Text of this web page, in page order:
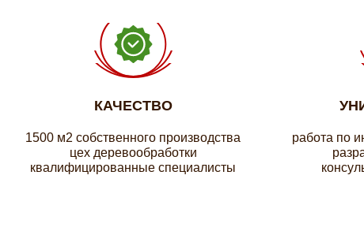
КАЧЕСТВО
1500 м2 собственного производства
цех деревообработки
квалифицированные специалисты
работа по